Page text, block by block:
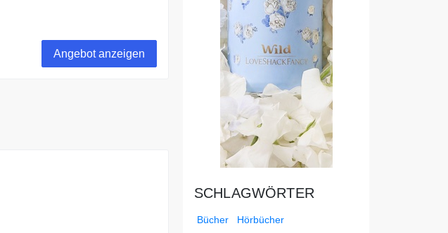
Angebot anzeigen
SCHLAGWÖRTER
Bücher
Hörbücher